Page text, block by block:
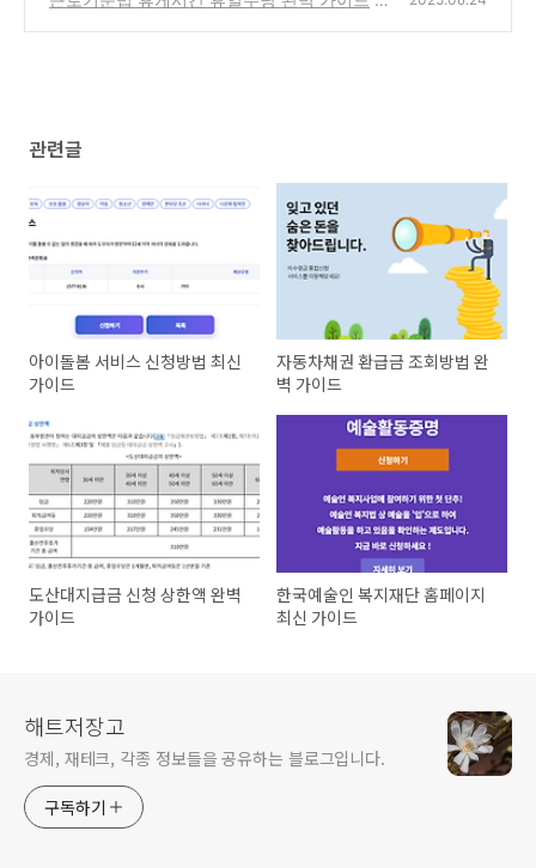
관련글
아이돌봄 서비스 신청방법 최신
가이드
자동차채권 환급금 조회방법 완
벽 가이드
도산대지급금 신청 상한액 완벽
가이드
한국예술인 복지재단 홈페이지
최신 가이드
해트저장고
경제, 재테크, 각종 정보들을 공유하는 블로그입니다.
구독하기